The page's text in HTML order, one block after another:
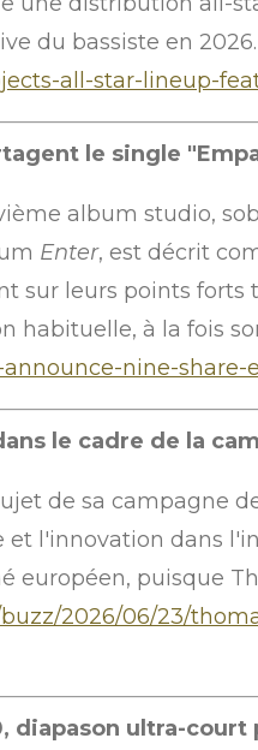
du bassiste en 2026.
all-star-lineup-
le single
album studio,
Enter, est décrit
sur leurs points
habituelle, à la fois
nine-
le cadre de la
de sa campagne
l'innovation dans
puisque
2026/06/23/
diapason ultra-court